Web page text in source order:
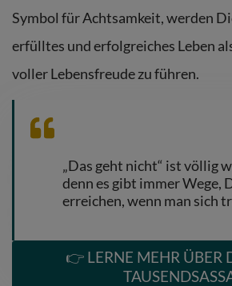
Symbol für Achtsamkeit, werden
erfülltes und erfolgreiches Leben
voller Lebensfreude zu führen.
„Das geht nicht“ ist völlig
denn es gibt immer Wege,
erreichen, wenn man sich
👉 LERNE MEHR ÜBER